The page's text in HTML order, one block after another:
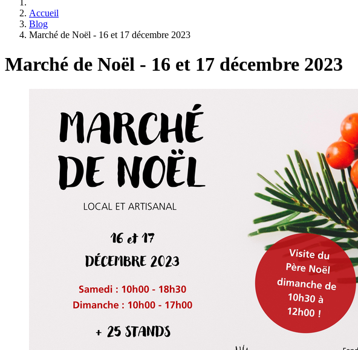
Accueil
Blog
Marché de Noël - 16 et 17 décembre 2023
Marché de Noël - 16 et 17 décembre 2023